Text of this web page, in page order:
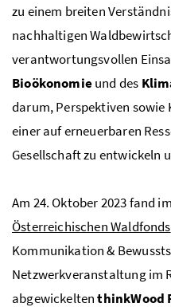
zu einem breiten
nachhaltigen
verantwortungsvollen
Bioökonomieund des
darum, Perspektiven sowie
einer auf erneuerbaren
Gesellschaft zu entwickeln
Am 24. Oktober 2023 fand
Österreichischen Waldfonds
Kommunikation &
Netzwerkveranstaltung im
abgewickeltenthinkWood